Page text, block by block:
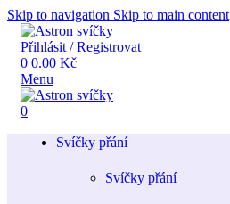
Skip to navigation Skip to main content
Přihlásit / Registrovat
0 0.00 Kč
Menu
0
Svíčky přání
Svíčky přání